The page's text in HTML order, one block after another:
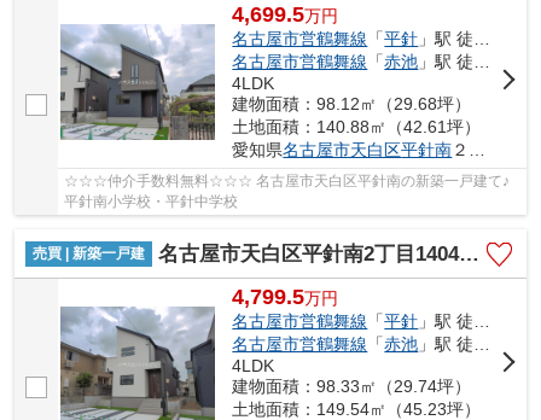
4,699.5万円
名古屋市営鶴舞線 「平針 」駅 徒歩18分
名古屋市営鶴舞線 「赤池 」駅 徒歩28分
4LDK
建物面積：98.12㎡（29.68坪）
土地面積：140.88㎡（42.61坪）
愛知県名古屋市天白区平針南２丁目1404
☆☆☆仲介手数料無料☆☆☆ 名古屋市天白区平針南の新築一戸建て♪
平針南小学校・平針中学校
売買 | 新築一戸建 名古屋市天白区平針南2丁目1404【仲介手数料無料】新築一戸建て 2号棟
4,799.5万円
名古屋市営鶴舞線 「平針 」駅 徒歩18分
名古屋市営鶴舞線 「赤池 」駅 徒歩28分
4LDK
建物面積：98.33㎡（29.74坪）
土地面積：149.54㎡（45.23坪）